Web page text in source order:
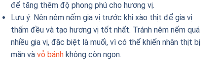
để tăng thêm độ phong phú cho hương vị.
Lưu ý: Nên nêm nếm gia vị trước khi xào thịt để gia vị
thấm đều và tạo hương vị tốt nhất. Tránh nêm nếm quá
nhiều gia vị, đặc biệt là muối, vì có thể khiến nhân thịt bị
mặn vàvỏ bánh không còn ngon.